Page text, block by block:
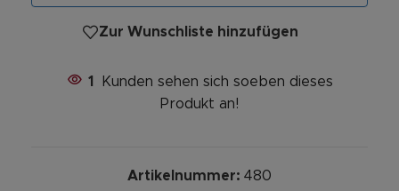
Zur Wunschliste hinzufügen
1
Kunden sehen sich soeben dieses
Produkt an!
Artikelnummer: 480